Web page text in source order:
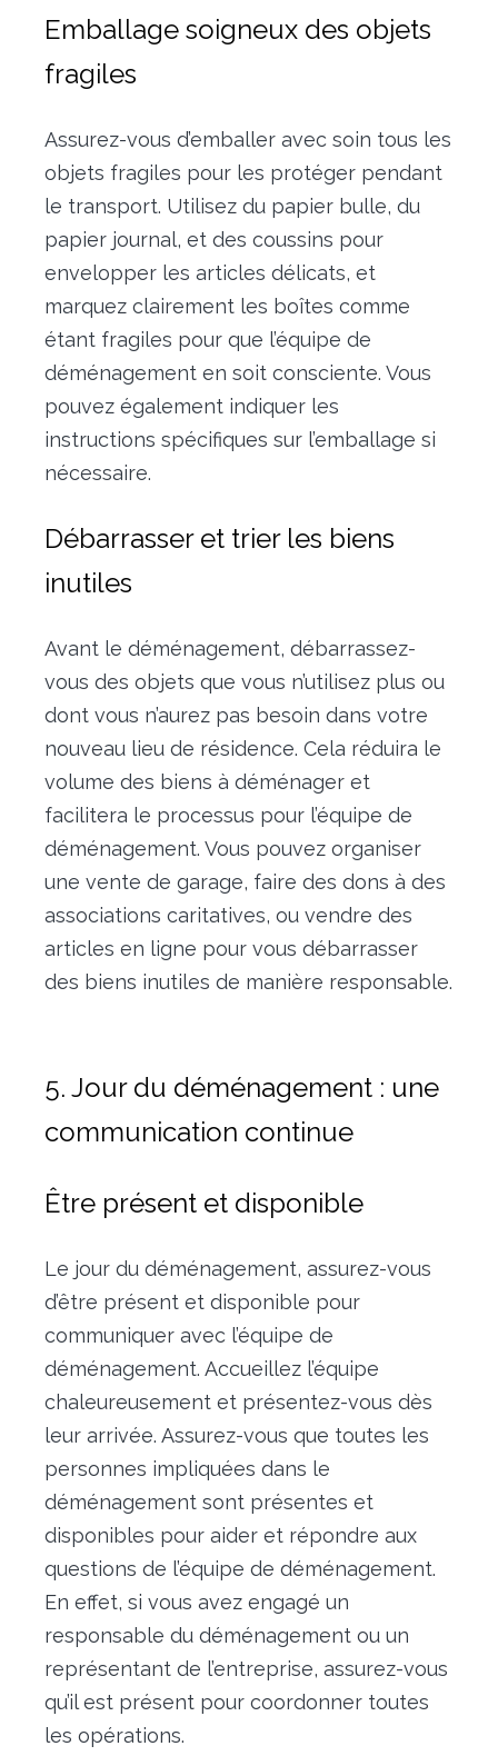
Emballage soigneux des objets
fragiles
Assurez-vous d’emballer avec soin tous les
objets fragiles pour les protéger pendant
le transport. Utilisez du papier bulle, du
papier journal, et des coussins pour
envelopper les articles délicats, et
marquez clairement les boîtes comme
étant fragiles pour que l’équipe de
déménagement en soit consciente. Vous
pouvez également indiquer les
instructions spécifiques sur l’emballage si
nécessaire.
Débarrasser et trier les biens
inutiles
Avant le déménagement, débarrassez-
vous des objets que vous n’utilisez plus ou
dont vous n’aurez pas besoin dans votre
nouveau lieu de résidence. Cela réduira le
volume des biens à déménager et
facilitera le processus pour l’équipe de
déménagement. Vous pouvez organiser
une vente de garage, faire des dons à des
associations caritatives, ou vendre des
articles en ligne pour vous débarrasser
des biens inutiles de manière responsable.
5. Jour du déménagement : une
communication continue
Être présent et disponible
Le jour du déménagement, assurez-vous
d’être présent et disponible pour
communiquer avec l’équipe de
déménagement. Accueillez l’équipe
chaleureusement et présentez-vous dès
leur arrivée. Assurez-vous que toutes les
personnes impliquées dans le
déménagement sont présentes et
disponibles pour aider et répondre aux
questions de l’équipe de déménagement.
En effet, si vous avez engagé un
responsable du déménagement ou un
représentant de l’entreprise, assurez-vous
qu’il est présent pour coordonner toutes
les opérations.